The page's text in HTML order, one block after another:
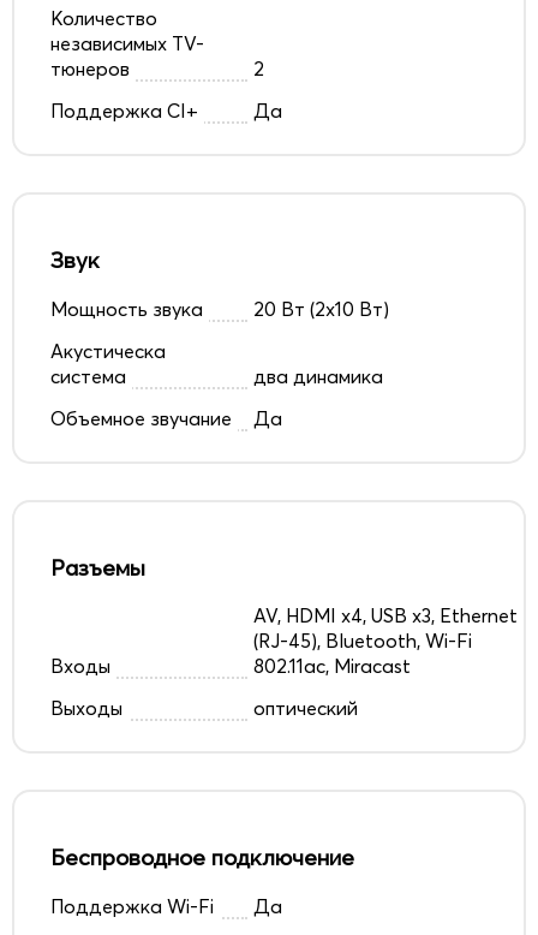
Количество
независимых TV-
тюнеров
2
Поддержка CI+
Да
Звук
Мощность звука
20 Вт (2х10 Вт)
Акустическа
система
два динамика
Объемное звучание
Да
Разъемы
Входы
AV, HDMI x4, USB x3, Ethernet
(RJ-45), Bluetooth, Wi-Fi
802.11ac, Miracast
Выходы
оптический
Беспроводное подключение
Поддержка Wi-Fi
Да